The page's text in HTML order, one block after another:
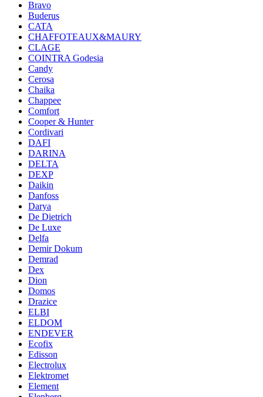
Bravo
Buderus
CATA
CHAFFOTEAUX&MAURY
CLAGE
COINTRA Godesia
Candy
Cerosa
Chaika
Chappee
Comfort
Cooper & Hunter
Cordivari
DAFI
DARINA
DELTA
DEXP
Daikin
Danfoss
Darya
De Dietrich
De Luxe
Delfa
Demir Dokum
Demrad
Dex
Dion
Domos
Drazice
ELBI
ELDOM
ENDEVER
Ecofix
Edisson
Electrolux
Elektromet
Element